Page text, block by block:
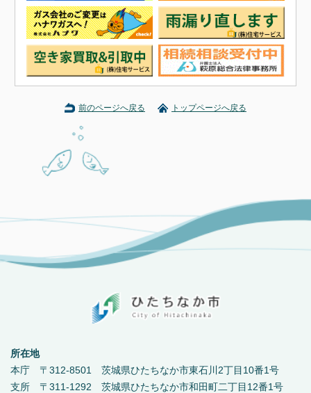
前のページへ戻る トップページへ戻る
所在地
本庁 〒312-8501 茨城県ひたちなか市東石川2丁目10番1号
支所 〒311-1292 茨城県ひたちなか市和田町二丁目12番1号